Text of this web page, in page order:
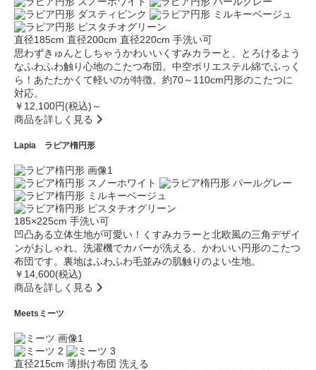
直径185cm 直径200cm 直径220cm 手洗い可
思わずきゅんとしちゃうかわいいくすみカラーと、とろけるよう
なふわふわ触り心地のこたつ布団。中空ポリエステル綿でふっく
ら！あたたかくて軽いのが特徴。約70～110cm円形のこたつに
対応。
￥12,100円(税込)～
商品を詳しく見る
Lapia ラピア楕円形
185×225cm 手洗い可
凹凸ある立体生地が可愛い！くすみカラーと北欧風の三角デザイ
ンがおしゃれ。洗濯機でカバーが洗える、かわいい円形のこたつ
布団です。裏地はふわふわ毛並みの肌触りのよい生地。
￥14,600(税込)
商品を詳しく見る
Meets ミーツ
直径215cm 薄掛け布団 洗える